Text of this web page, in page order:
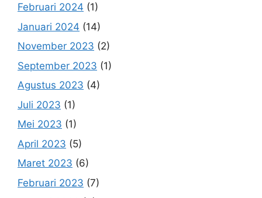
Februari 2024 (1)
Januari 2024 (14)
November 2023 (2)
September 2023 (1)
Agustus 2023 (4)
Juli 2023 (1)
Mei 2023 (1)
April 2023 (5)
Maret 2023 (6)
Februari 2023 (7)